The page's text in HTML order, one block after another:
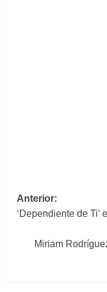
Navegación
de
entradas
Anterior:
‘Dependiente de Ti’
Miriam